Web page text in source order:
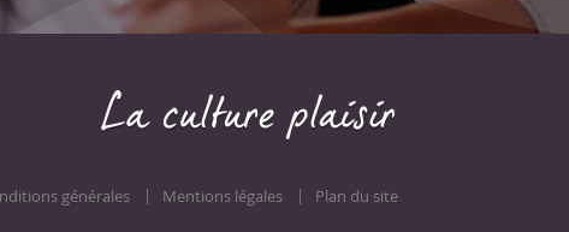
générales Mentions légales Plan du site